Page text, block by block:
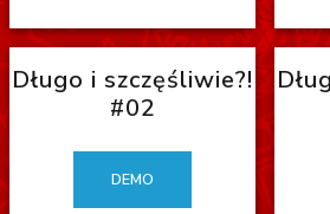
Długo i szczęśliwie?!
#02
DEMO